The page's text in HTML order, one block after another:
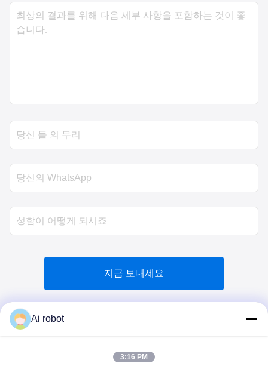
지금 보내세요
VIVI DENTAI
Ai robot
3:16 PM